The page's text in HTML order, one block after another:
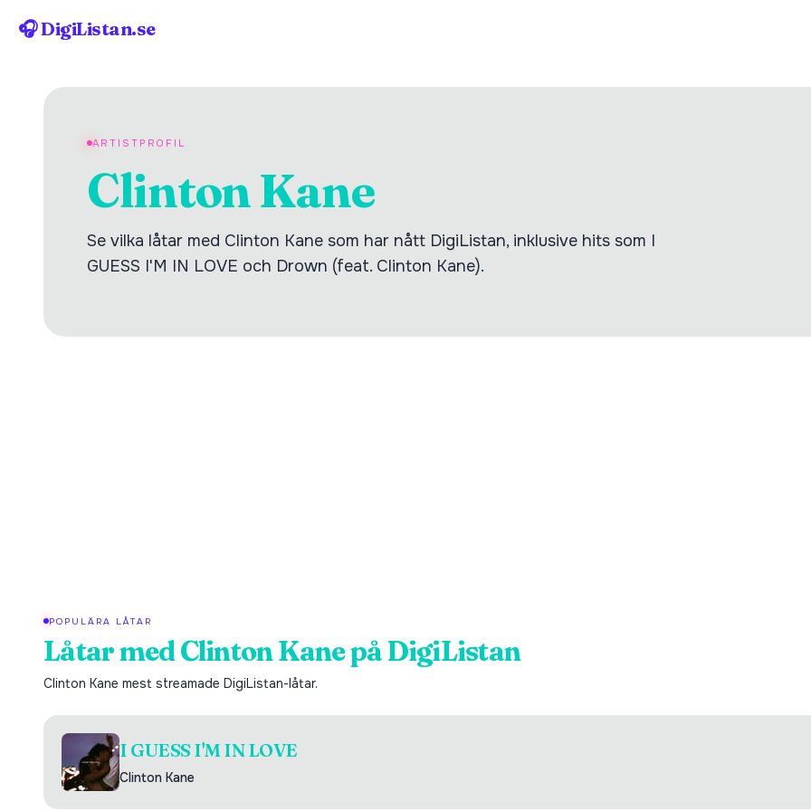
🎧 DigiListan.se
ARTISTPROFIL
Clinton Kane
Se vilka låtar med Clinton Kane som har nått DigiListan, inklusive hits som I
GUESS I'M IN LOVE och Drown (feat. Clinton Kane).
POPULÄRA LÅTAR
Låtar medClinton Kanepå DigiListan
Clinton Kane mest streamade DigiListan-låtar.
I GUESS I'M IN LOVE
Clinton Kane